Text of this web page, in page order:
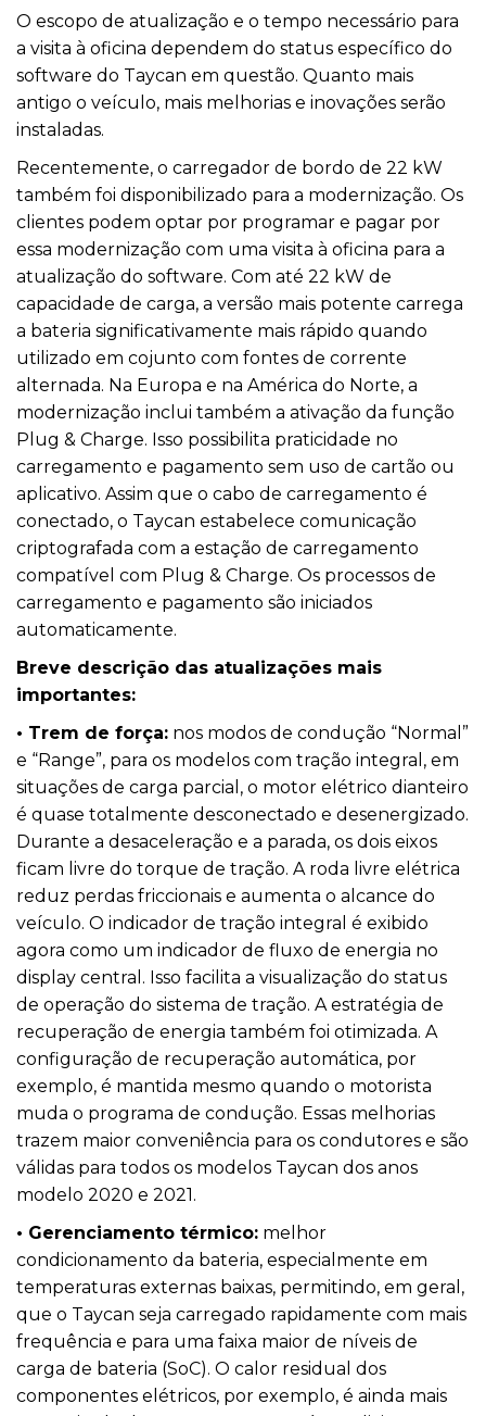
O escopo de atualização e o tempo necessário para
a visita à oficina dependem do status específico do
software do Taycan em questão. Quanto mais
antigo o veículo, mais melhorias e inovações serão
instaladas.
Recentemente, o carregador de bordo de 22 kW
também foi disponibilizado para a modernização. Os
clientes podem optar por programar e pagar por
essa modernização com uma visita à oficina para a
atualização do software. Com até 22 kW de
capacidade de carga, a versão mais potente carrega
a bateria significativamente mais rápido quando
utilizado em cojunto com fontes de corrente
alternada. Na Europa e na América do Norte, a
modernização inclui também a ativação da função
Plug & Charge. Isso possibilita praticidade no
carregamento e pagamento sem uso de cartão ou
aplicativo. Assim que o cabo de carregamento é
conectado, o Taycan estabelece comunicação
criptografada com a estação de carregamento
compatível com Plug & Charge. Os processos de
carregamento e pagamento são iniciados
automaticamente.
Breve descrição das atualizações mais
importantes:
• Trem de força: nos modos de condução “Normal”
e “Range”, para os modelos com tração integral, em
situações de carga parcial, o motor elétrico dianteiro
é quase totalmente desconectado e desenergizado.
Durante a desaceleração e a parada, os dois eixos
ficam livre do torque de tração. A roda livre elétrica
reduz perdas friccionais e aumenta o alcance do
veículo. O indicador de tração integral é exibido
agora como um indicador de fluxo de energia no
display central. Isso facilita a visualização do status
de operação do sistema de tração. A estratégia de
recuperação de energia também foi otimizada. A
configuração de recuperação automática, por
exemplo, é mantida mesmo quando o motorista
muda o programa de condução. Essas melhorias
trazem maior conveniência para os condutores e são
válidas para todos os modelos Taycan dos anos
modelo 2020 e 2021.
• Gerenciamento térmico: melhor
condicionamento da bateria, especialmente em
temperaturas externas baixas, permitindo, em geral,
que o Taycan seja carregado rapidamente com mais
frequência e para uma faixa maior de níveis de
carga de bateria (SoC). O calor residual dos
componentes elétricos, por exemplo, é ainda mais